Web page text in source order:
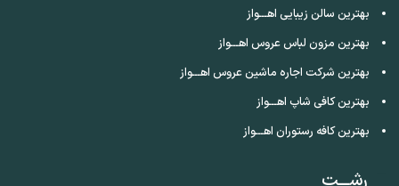
بهترین سالن زیبایی اهـــواز
بهترین مزون لباس عروس اهـــواز
بهترین شرکت اجاره ماشین عروس اهـــواز
بهترین کافی شاپ اهـــواز
بهترین کافه رستوران اهـــواز
رشـــت